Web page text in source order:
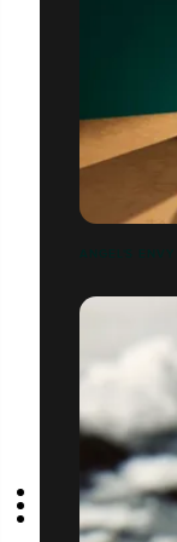
ANGEL'S ENVY